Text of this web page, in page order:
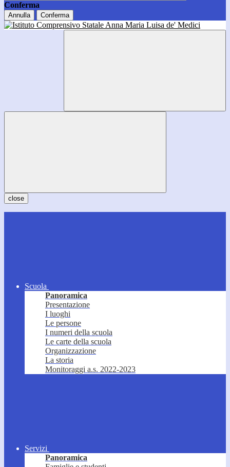
Conferma
Annulla Conferma
close
Scuola
Panoramica
Presentazione
I luoghi
Le persone
I numeri della scuola
Le carte della scuola
Organizzazione
La storia
Monitoraggi a.s. 2022-2023
Servizi
Panoramica